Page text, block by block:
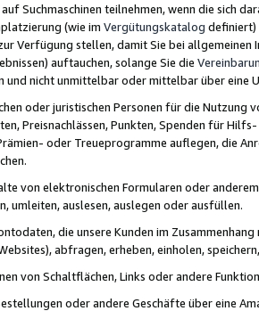
Suchmaschinen teilnehmen, wenn die sich
(wie im Vergütungskatalog definiert)
Verfügung stellen, damit Sie bei
auftauchen, solange Sie die
und nicht unmittelbar oder mittelbar über eine
oder juristischen Personen für die Nutzung
Preisnachlässen, Punkten, Spenden für
oder Treueprogramme auflegen, die
von elektronischen Formularen oder
umleiten, auslesen, auslegen oder ausfüllen.
die unsere Kunden im
abfragen, erheben, einholen,
von Schaltflächen, Links oder andere
oder andere Geschäfte über eine